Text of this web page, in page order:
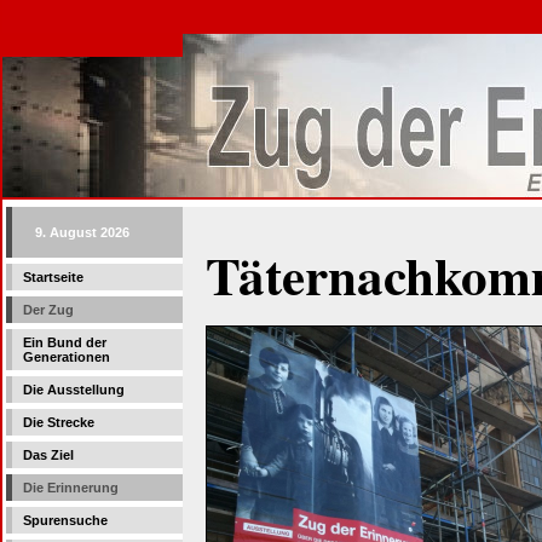
9. August 2026
Startseite
Der Zug
Ein Bund der
Generationen
Die Ausstellung
Die Strecke
Das Ziel
Die Erinnerung
Spurensuche